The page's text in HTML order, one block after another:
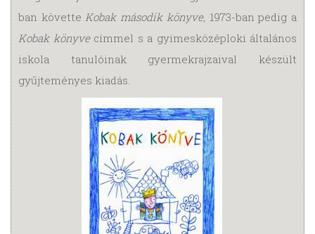
ban követteKobak második könyve, 1973-ban pedig a
Kobak könyvecímmel s a gyimesközéploki általános
iskola tanulóinak gyermekrajzaival készült
gyűjteményes kiadás.